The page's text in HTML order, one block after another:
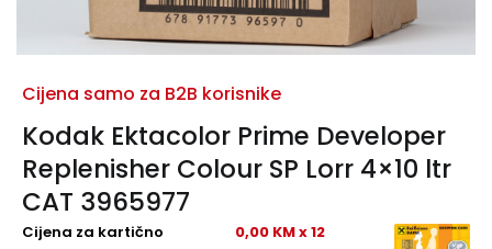
Kodak Ektacolor Prime Developer
Replenisher Colour SP Lorr 4×10 ltr
CAT 3965977
Cijena samo za B2B korisnike
Cijena za kartično
0,00 KM x 12